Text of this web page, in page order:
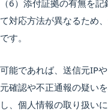
（6）添付証拠の有無を
て対応方法が異なるため
です。
可能であれば、送信元IP
元確認や不正通報の疑い
し、個人情報の取り扱い